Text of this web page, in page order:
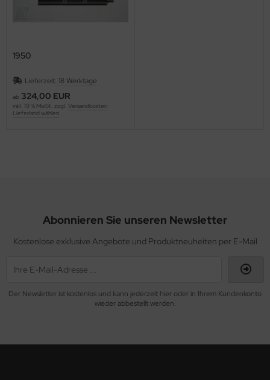
1950
Lieferzeit: 18 Werktage
ab 324,00 EUR
inkl. 19 % MwSt. zzgl. Versandkosten
Lieferland wählen
Abonnieren Sie unseren Newsletter
Kostenlose exklusive Angebote und Produktneuheiten per E-Mail
Der Newsletter ist kostenlos und kann jederzeit hier oder in Ihrem Kundenkonto
wieder abbestellt werden.